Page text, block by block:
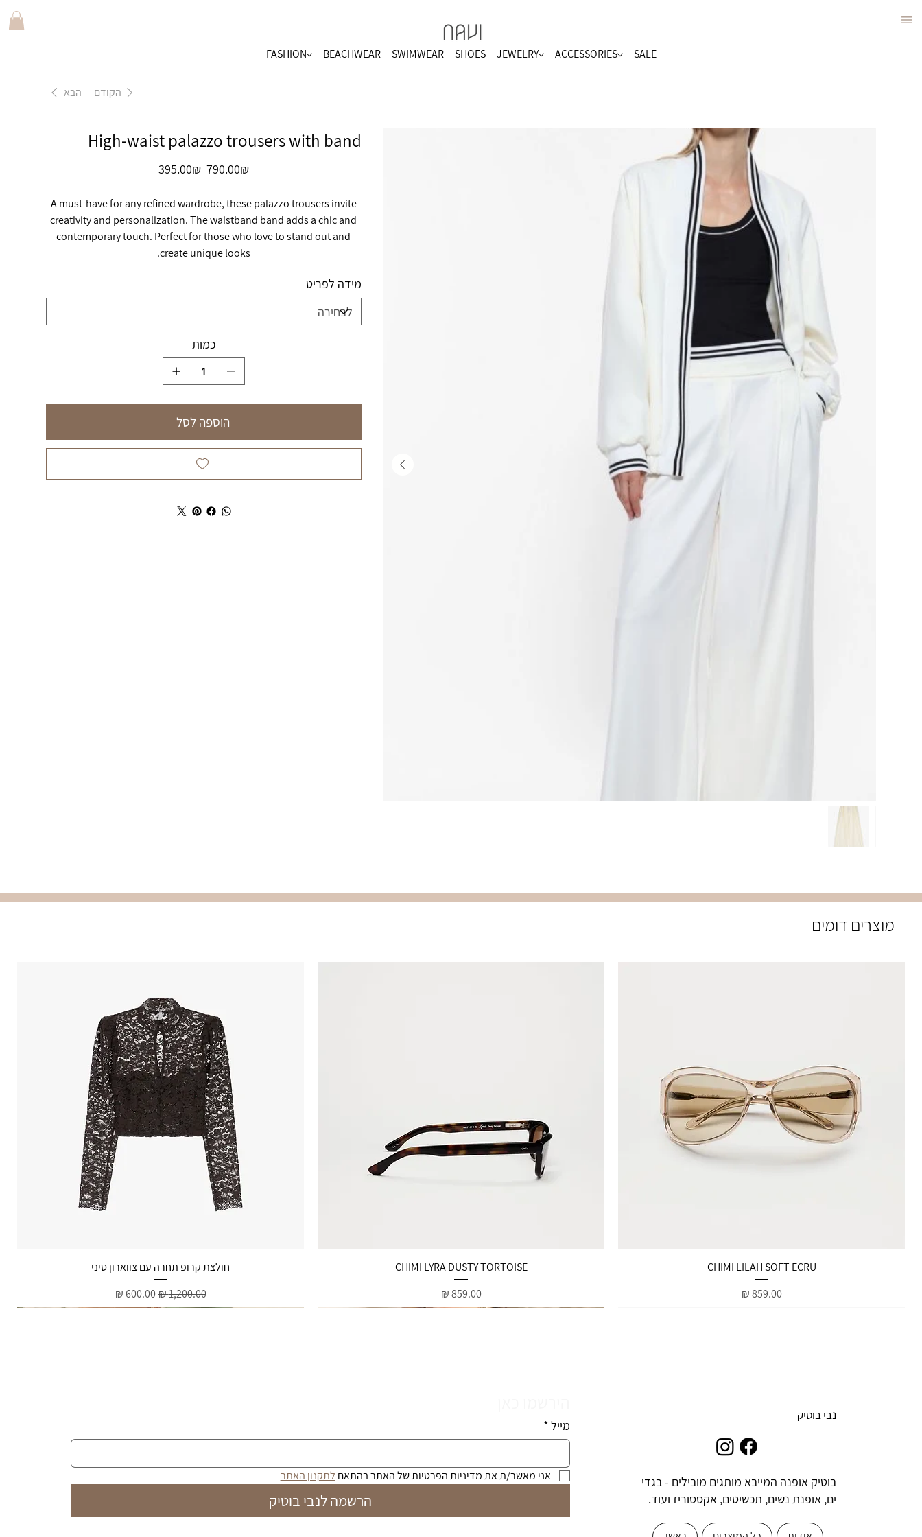
FASHION BEACHWEAR SWIMWEAR SHOES JEWELRY ACCESSORIES SALE
הקודם הבא
High-waist palazzo trousers with band
מקורי
‏790.00 ‏₪
מבצע
‏395.00 ‏₪
A must-have for any refined wardrobe, these palazzo trousers invite
creativity and personalization. The waistband band adds a chic and
contemporary touch. Perfect for those who love to stand out and
create unique looks.
מידה לפריט
כמות
הוספה לסל
מוצרים דומים
תצוגה מהירה
CHIMI LILAH SOFT ECRU
מחיר‏859.00 ‏₪
תצוגה מהירה
CHIMI LYRA DUSTY TORTOISE
מחיר‏859.00 ‏₪
תצוגה מהירה
חולצת קרופ תחרה עם צווארון סיני
מחיר רגיל‏1,200.00 ‏₪ מחיר מבצע‏600.00 ‏₪
נבי בוטיק
בוטיק אופנה המייבא מותגים מובילים - בגדי
ים, אופנת נשים, תכשיטים, אקססוריז ועוד.
מייל *
אני מאשר/ת את מדיניות הפרטיות של האתר בהתאם לתקנון האתר
הרשמה לנבי בוטיק